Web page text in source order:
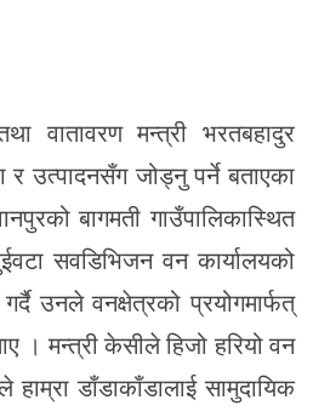
वातावरण मन्त्री भरतबहादुर
र उत्पादनसँग जोड्नु पर्ने बताएका
बागमती गाउँपालिकास्थित
सवडिभिजन वन कार्यालयको
उनले वनक्षेत्रको प्रयोगमार्फत्
। मन्त्री केसीले हिजो हरियो वन
हाम्रा डाँडाकाँडालाई सामुदायिक